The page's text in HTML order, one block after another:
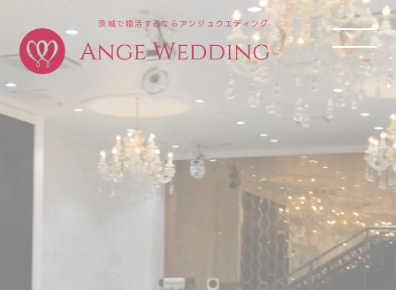
茨城で婚活するならアンジュウエディング